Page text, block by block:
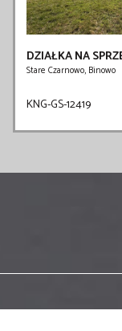
DZIAŁKA NA
Stare Czarnowo, Binowo
KNG-GS-12419